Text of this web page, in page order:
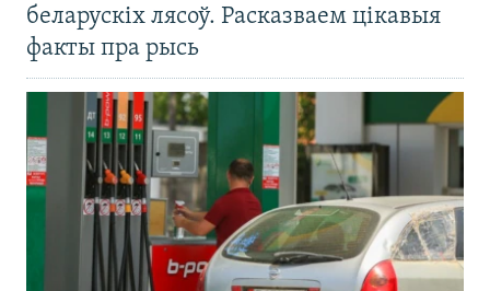
беларускіх лясоў. Расказваем цікавыя
факты пра рысь